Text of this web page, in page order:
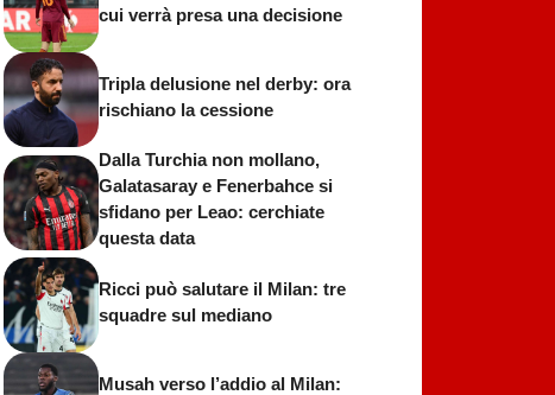
cui verrà presa una decisione
Tripla delusione nel derby: ora
rischiano la cessione
Dalla Turchia non mollano,
Galatasaray e Fenerbahce si
sfidano per Leao: cerchiate
questa data
Ricci può salutare il Milan: tre
squadre sul mediano
Musah verso l’addio al Milan: